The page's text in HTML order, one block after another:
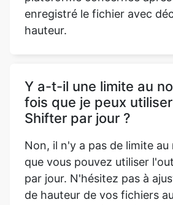
Y a-t-il une limite au
Non, il n'y a pas de limite au
que vous pouvez utiliser
par jour. N'hésitez pas à
de hauteur de vos fichiers
souvent que nécessaire.